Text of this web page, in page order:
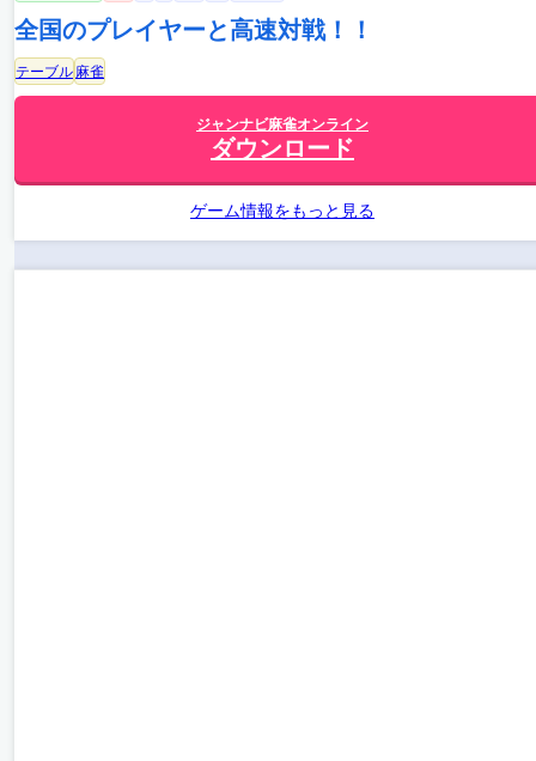
全国のプレイヤーと高速対戦！！
テーブル麻雀
ジャンナビ麻雀オンライン
ダウンロード
ゲーム情報をもっと見る